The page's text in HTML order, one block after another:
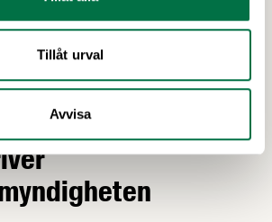
Tillåt urval
Avvisa
i Livsmedels­
och har fler frågor?
till vår arbetsgivarrådgivning på